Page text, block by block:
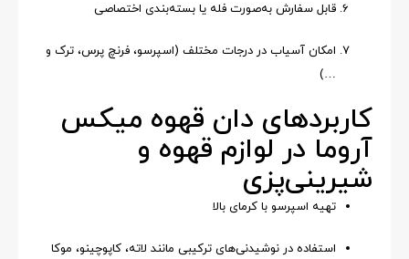
قابل سفارش به‌صورت فله یا بسته‌بندی اختصاصی
امکان آسیاب در درجات مختلف (اسپرسو، فرنچ پرس، ترک و
…)
کاربردهای دان قهوه میکس
آروما در لوازم قهوه و
شیرینی‌پزی
تهیه اسپرسو با کرمای بالا
استفاده در نوشیدنی‌های ترکیبی مانند لاته، کاپوچینو، موکا